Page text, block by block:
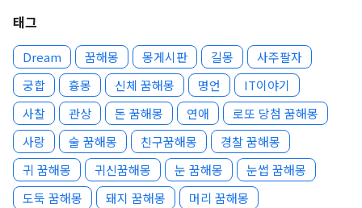
태그
Dream 꿈해몽 몽게시판 길몽
사주팔자
궁합
흉몽 신체 꿈해몽 명언
IT이야기
사찰
관상 돈 꿈해몽 연애
로또 당첨 꿈해몽
사랑
술 꿈해몽 친구꿈해몽
경찰 꿈해몽
귀 꿈해몽
귀신꿈해몽 눈 꿈해몽
눈썹 꿈해몽
도둑 꿈해몽
돼지 꿈해몽
머리 꿈해몽